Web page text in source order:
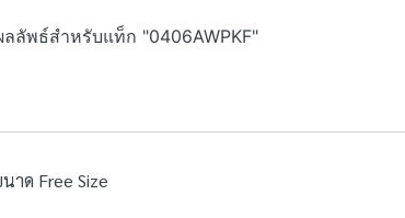
ลลัพธ์สำหรับแท็ก "0406AWPKF"
าด Free Size